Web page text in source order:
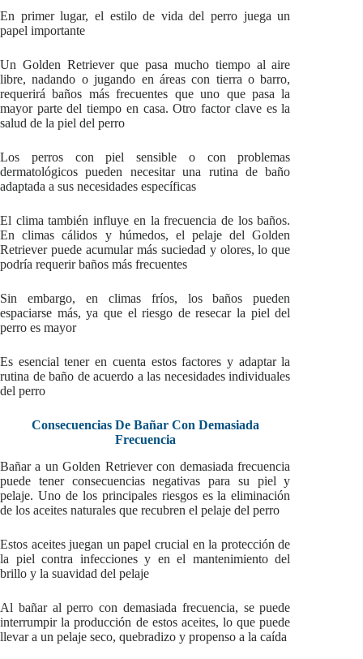
En primer lugar, el estilo de vida del perro juega un
papel importante
Un Golden Retriever que pasa mucho tiempo al aire
libre, nadando o jugando en áreas con tierra o barro,
requerirá baños más frecuentes que uno que pasa la
mayor parte del tiempo en casa. Otro factor clave es la
salud de la piel del perro
Los perros con piel sensible o con problemas
dermatológicos pueden necesitar una rutina de baño
adaptada a sus necesidades específicas
El clima también influye en la frecuencia de los baños.
En climas cálidos y húmedos, el pelaje del Golden
Retriever puede acumular más suciedad y olores, lo que
podría requerir baños más frecuentes
Sin embargo, en climas fríos, los baños pueden
espaciarse más, ya que el riesgo de resecar la piel del
perro es mayor
Es esencial tener en cuenta estos factores y adaptar la
rutina de baño de acuerdo a las necesidades individuales
del perro
Consecuencias De Bañar Con Demasiada
Frecuencia
Bañar a un Golden Retriever con demasiada frecuencia
puede tener consecuencias negativas para su piel y
pelaje. Uno de los principales riesgos es la eliminación
de los aceites naturales que recubren el pelaje del perro
Estos aceites juegan un papel crucial en la protección de
la piel contra infecciones y en el mantenimiento del
brillo y la suavidad del pelaje
Al bañar al perro con demasiada frecuencia, se puede
interrumpir la producción de estos aceites, lo que puede
llevar a un pelaje seco, quebradizo y propenso a la caída